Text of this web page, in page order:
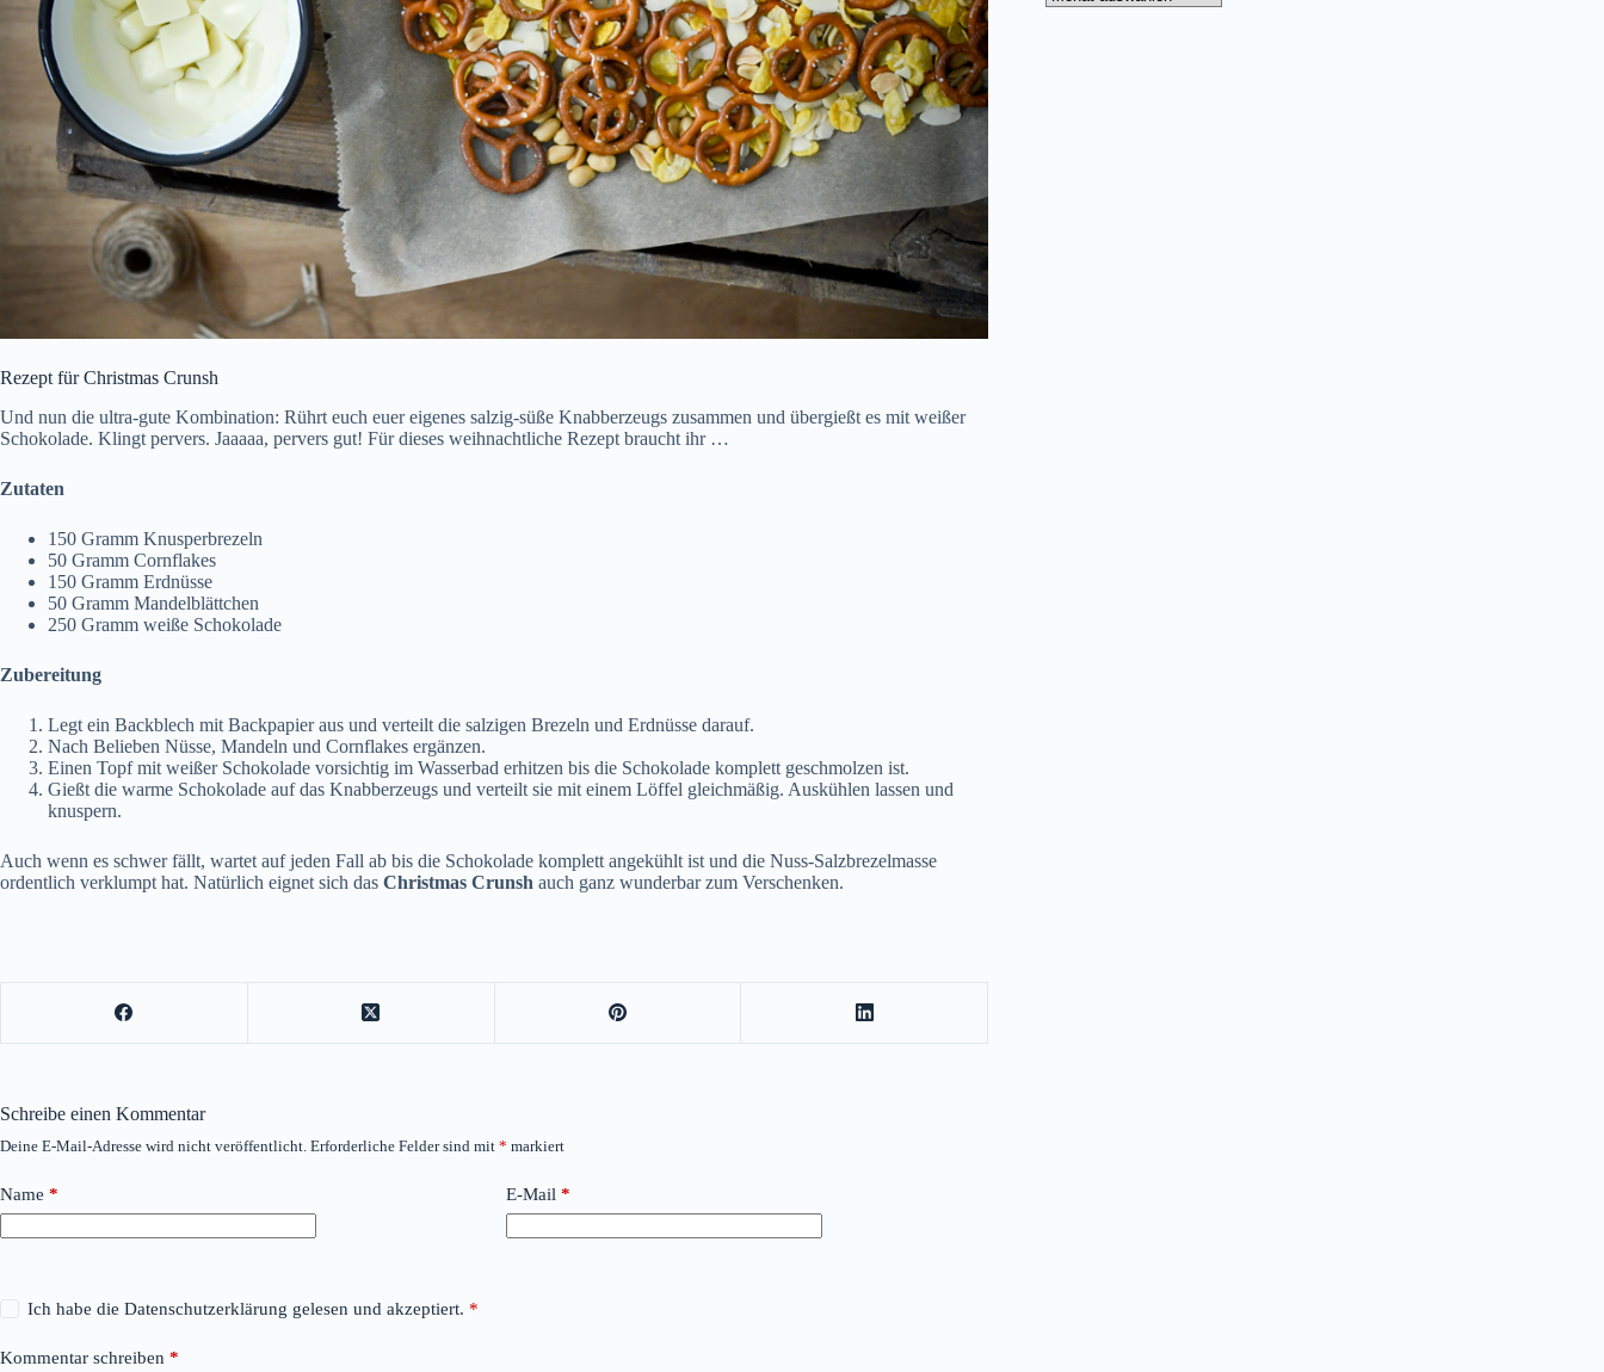
Rezept für Christmas Crunsh
Und nun die ultra-gute Kombination: Rührt euch euer eigenes salzig-süße Knabberzeugs zusammen und übergießt es mit weißer
Schokolade. Klingt pervers. Jaaaaa, pervers gut! Für dieses weihnachtliche Rezept braucht ihr …
Zutaten
150 Gramm Knusperbrezeln
50 Gramm Cornflakes
150 Gramm Erdnüsse
50 Gramm Mandelblättchen
250 Gramm weiße Schokolade
Zubereitung
Legt ein Backblech mit Backpapier aus und verteilt die salzigen Brezeln und Erdnüsse darauf.
Nach Belieben Nüsse, Mandeln und Cornflakes ergänzen.
Einen Topf mit weißer Schokolade vorsichtig im Wasserbad erhitzen bis die Schokolade komplett geschmolzen ist.
Gießt die warme Schokolade auf das Knabberzeugs und verteilt sie mit einem Löffel gleichmäßig. Auskühlen lassen und
knuspern.
Auch wenn es schwer fällt, wartet auf jeden Fall ab bis die Schokolade komplett angekühlt ist und die Nuss-Salzbrezelmasse
ordentlich verklumpt hat. Natürlich eignet sich das Christmas Crunsh auch ganz wunderbar zum Verschenken.
Schreibe einen Kommentar
Deine E-Mail-Adresse wird nicht veröffentlicht. Erforderliche Felder sind mit * markiert
Name * E-Mail *
Ich habe die Datenschutzerklärung gelesen und akzeptiert. *
Kommentar schreiben *